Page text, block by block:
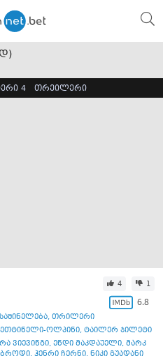
4 თრეილერი
4 1
6.8
საშინელება, თრილერი
ოლპინი, ტაილერ ჯილეტი
ვიევინგი, ენდი მაკდაუელი, მარკ